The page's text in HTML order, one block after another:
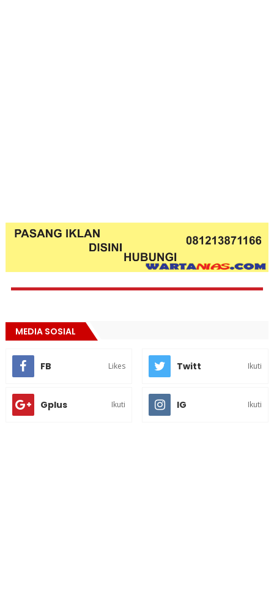
MEDIA SOSIAL
FB Likes Twitt Ikuti
Gplus Ikuti IG Ikuti